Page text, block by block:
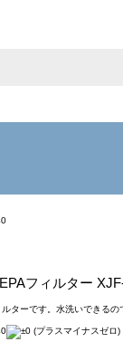
フィルター
ーです。水洗いできる